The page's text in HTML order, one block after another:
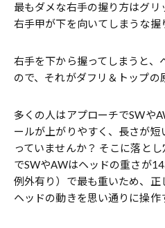
最もダメな右手の握り方はグリ
右手甲が下を向いてしまうな握
右手を下から握ってしまうと、
ので、それがダフリ＆トップの
多くの人はアプローチでSWや
ールが上がりやすく、長さが
っていませんか？ そこに落と
でSWやAWはヘッドの重さが
例外有り）で最も重いため、正
ヘッドの動きを思い通りに操作